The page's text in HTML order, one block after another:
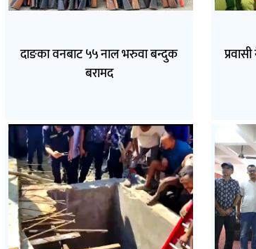
दाङका वनबाट ५५ नाल भरुवा बन्दुक
बरामद